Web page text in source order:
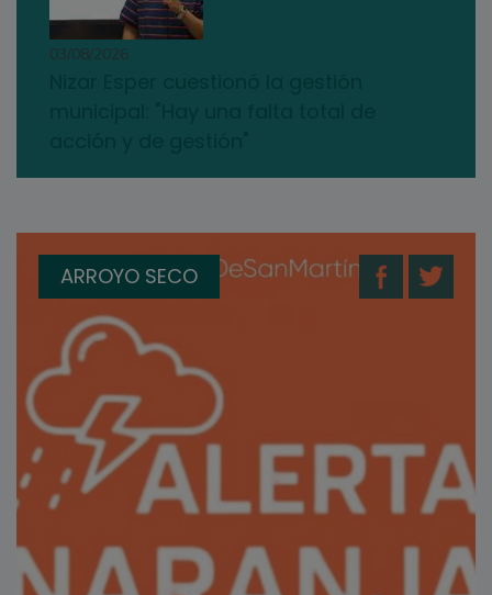
03/08/2026
ARROYO SECO